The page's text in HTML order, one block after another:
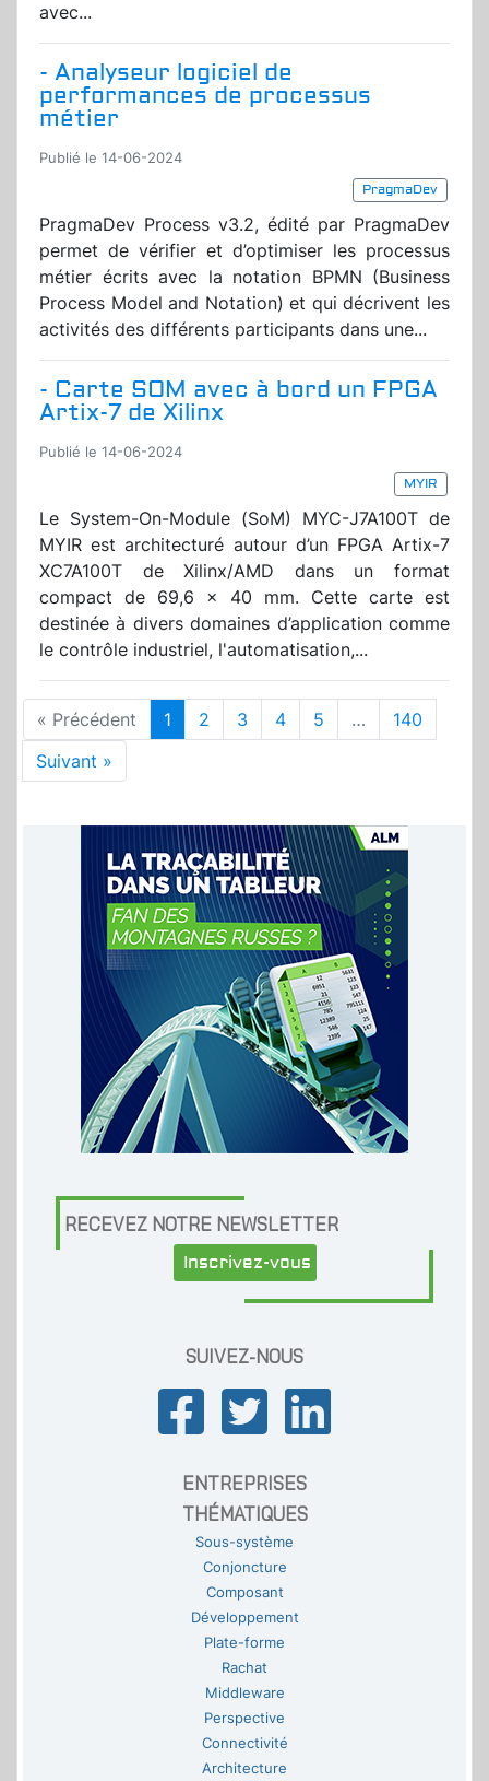
avec...
- Analyseur logiciel de
performances de processus
métier
Publié le 14-06-2024
PragmaDev
PragmaDev Process v3.2, édité par PragmaDev
permet de vérifier et d’optimiser les processus
métier écrits avec la notation BPMN (Business
Process Model and Notation) et qui décrivent les
activités des différents participants dans une...
- Carte SOM avec à bord un FPGA
Artix-7 de Xilinx
Publié le 14-06-2024
MYIR
Le System-On-Module (SoM) MYC-J7A100T de
MYIR est architecturé autour d’un FPGA Artix-7
XC7A100T de Xilinx/AMD dans un format
compact de 69,6 x 40 mm. Cette carte est
destinée à divers domaines d’application comme
le contrôle industriel, l'automatisation,...
« Précédent 1 2 3 4 5 …
140
Suivant »
RECEVEZ NOTRE NEWSLETTER
Inscrivez-vous
SUIVEZ-NOUS
ENTREPRISES
THÉMATIQUES
Sous-système
Conjoncture
Composant
Développement
Plate-forme
Rachat
Middleware
Perspective
Connectivité
Architecture